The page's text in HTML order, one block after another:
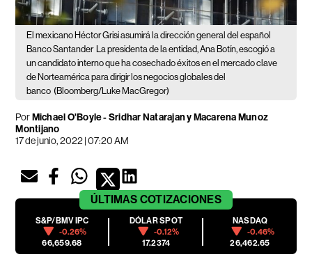
El mexicano Héctor Grisi asumirá la dirección general del español
Banco Santander
La presidenta de la entidad, Ana Botín, escogió a
un candidato interno que ha cosechado éxitos en el mercado clave
de Norteamérica para dirigir los negocios globales del
banco (Bloomberg/Luke MacGregor)
PorMichael O'Boyle - Sridhar Natarajan y Macarena Munoz
Montijano
17 de junio, 2022 | 07:20 AM
ÚLTIMAS COTIZACIONES
S&P/BMV IPC
-0.26%
66,659.68
DÓLAR SPOT
-0.12%
17.2374
NASDAQ
-0.46%
26,462.65